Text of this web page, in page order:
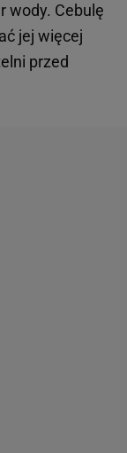
wody. Cebulę
jej więcej
przed